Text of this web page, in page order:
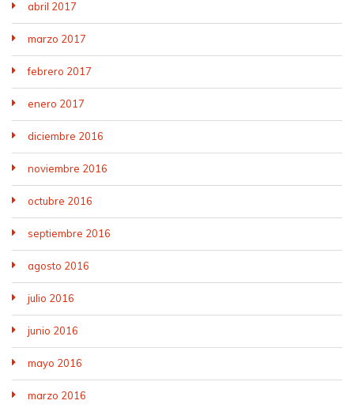
abril 2017
marzo 2017
febrero 2017
enero 2017
diciembre 2016
noviembre 2016
octubre 2016
septiembre 2016
agosto 2016
julio 2016
junio 2016
mayo 2016
marzo 2016